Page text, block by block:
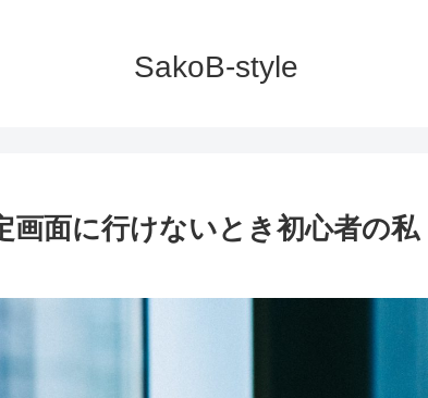
SakoB-style
面に行けないとき初心者の私